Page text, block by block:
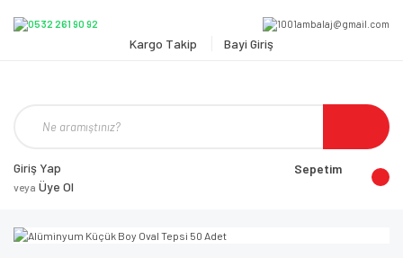
Kargo Takip Bayi Giriş
Giriş Yap
veya Üye Ol
Sepetim